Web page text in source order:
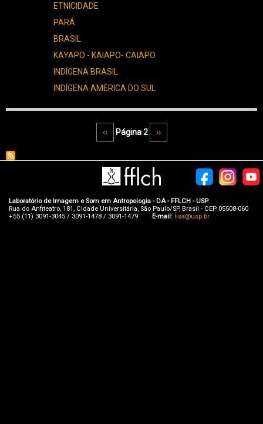
ETNICIDADE
PARÁ
BRASIL
KAYAPO - KAIAPO- CAIAPO
INDÍGENA BRASIL
INDÍGENA AMÉRICA DO SUL
Página anterior
‹‹ Página 2 Próxima página
››
Laboratório de Imagem e Som em Antropologia - DA - FFLCH - USP
Rua do Anfiteatro, 181, Cidade Universitária, São Paulo/SP, Brasil - CEP 05508-060
+55 (11) 3091-3045 / 3091-1478 / 3091-1479 E-mail: lisa@usp.br